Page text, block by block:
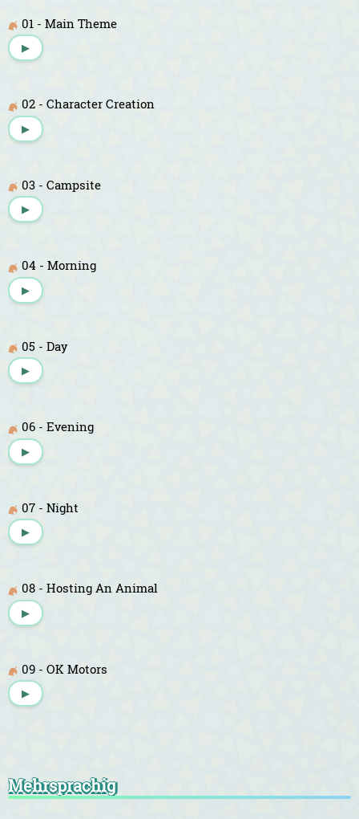
01 - Main Theme
▶
02 - Character Creation
▶
03 - Campsite
▶
04 - Morning
▶
05 - Day
▶
06 - Evening
▶
07 - Night
▶
08 - Hosting An Animal
▶
09 - OK Motors
▶
Mehrsprachig